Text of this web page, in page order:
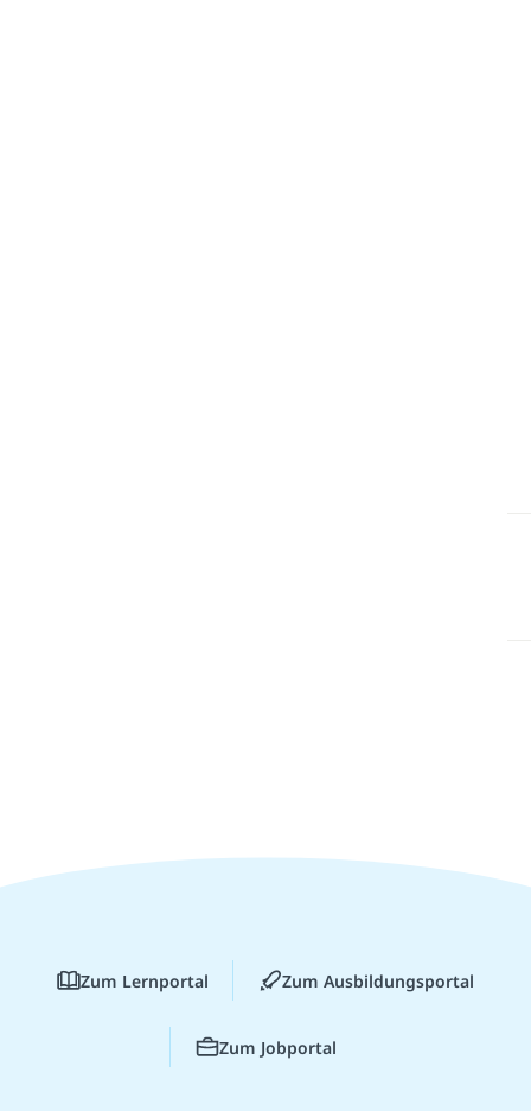
Zum Lernportal Zum Ausbildungsportal
Zum Jobportal